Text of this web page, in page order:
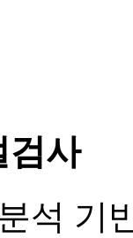
검사
석 기